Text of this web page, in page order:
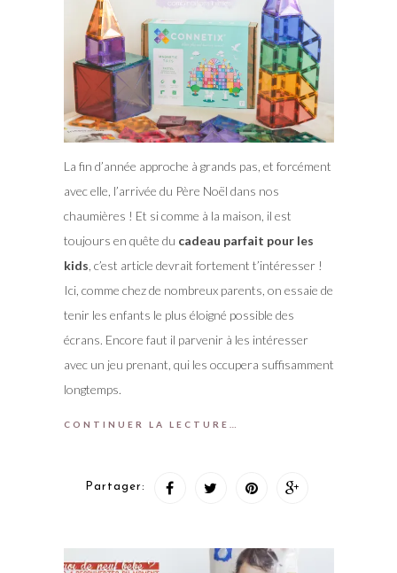
La fin d’année approche à grands pas, et forcément
avec elle, l’arrivée du Père Noël dans nos
chaumières ! Et si comme à la maison, il est
toujours en quête du cadeau parfait pour les
kids , c’est article devrait fortement t’intéresser !
Ici, comme chez de nombreux parents, on essaie de
tenir les enfants le plus éloigné possible des
écrans. Encore faut il parvenir à les intéresser
avec un jeu prenant, qui les occupera suffisamment
longtemps.
CONTINUER LA LECTURE…
Partager: